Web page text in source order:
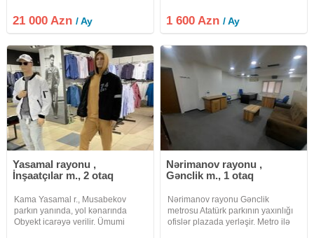
7 metr Döşəmə üzlənmiş beton
Divarlar daş .Həyəti yoxdur tir bir
21 000 Azn/ Ay
blokdandır.lift ilə mərtəbəyə
çıxılır.bu mərtəbədə yaşayış
binanın. ofisin
1 600 Azn/ Ay
Yasamal rayonu ,
İnşaatçılar m., 2 otaq
Kama Yasamal r., Musabekov
parkın yanında, yol kənarında
Obyekt icarəyə verilir. Ümumi
Nərimanov rayonu ,
Gənclik m., 1 otaq
Nərimanov rayonu Gənclik
metrosu Atatürk parkının yaxınlığı
ofislər plazada yerləşir. Metro ilə